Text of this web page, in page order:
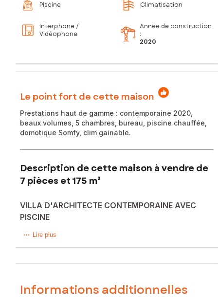
Piscine Climatisation
Interphone /
Vidéophone
Année de construction
:
2020
Le point fort de cette maison
Prestations haut de gamme : contemporaine 2020,
beaux volumes, 5 chambres, bureau, piscine chauffée,
domotique Somfy, clim gainable.
Description de cette maison à vendre de
7 pièces et 175 m²
VILLA D'ARCHITECTE CONTEMPORAINE AVEC
PISCINE
-SOUS OFFRE ACCEPTÉE - EXCLUSIVITÉ
contemporaines, idéalement située à la lisière de L’Union, à
Dès l’entrée, vous serez séduits par une pièce de vie
Lire plus
Informations additionnelles